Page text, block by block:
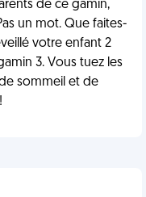
de ce gamin,
un mot. Que faites-
votre enfant 2
3. Vous tuez les
sommeil et de